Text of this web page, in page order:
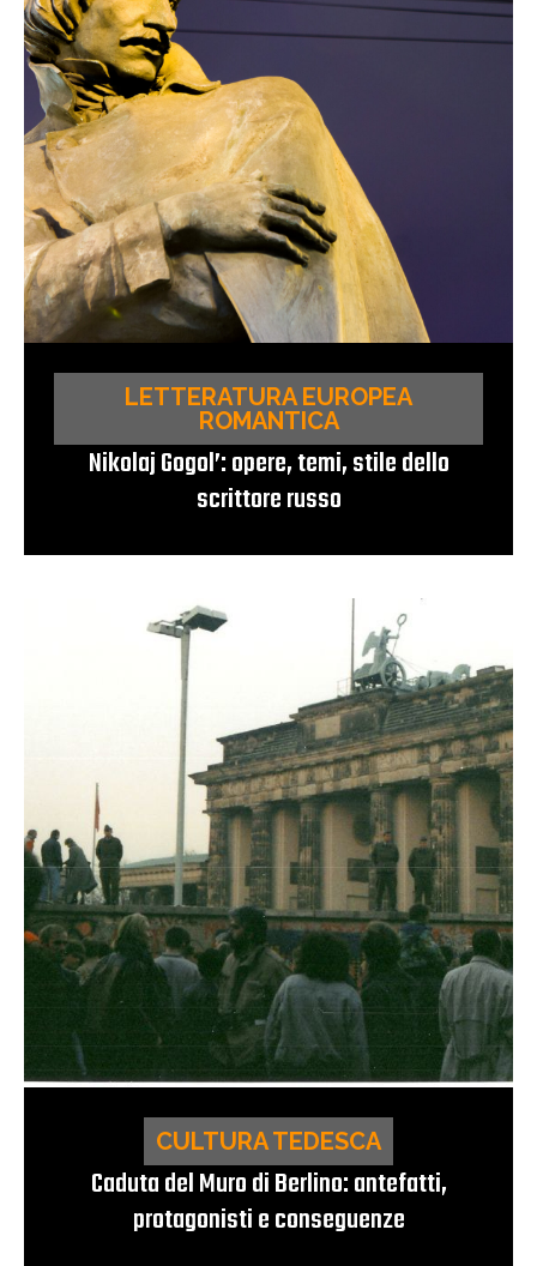
LETTERATURA EUROPEA
ROMANTICA
Nikolaj Gogol’: opere, temi, stile dello
scrittore russo
CULTURA TEDESCA
Caduta del Muro di Berlino: antefatti,
protagonisti e conseguenze